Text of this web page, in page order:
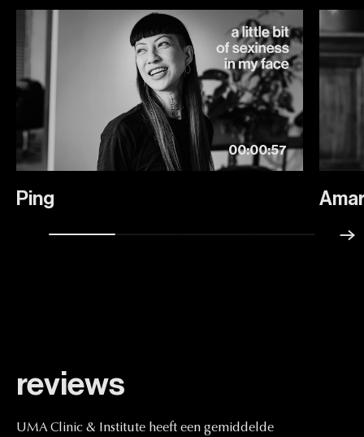
00:00:57
Ping
reviews
UMA Clinic & Institute heeft een gemiddelde